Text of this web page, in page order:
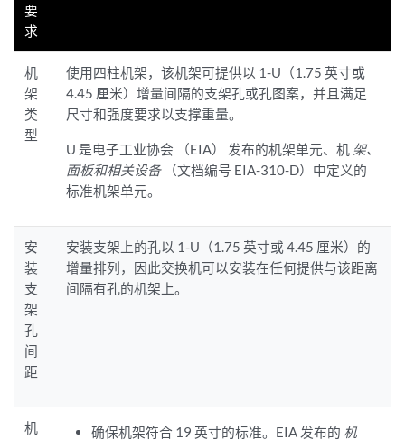
要
求
机
架
类
型
使用四柱机架，该机架可提供以 1-U（1.75 英寸或
4.45 厘米）增量间隔的支架孔或孔图案，并且满足
尺寸和强度要求以支撑重量。
U 是电子工业协会 （EIA） 发布的机架单元、机 架、
面板和相关设备（文档编号 EIA-310-D）中定义的
标准机架单元。
安
装
支
架
孔
间
距
安装支架上的孔以 1-U（1.75 英寸或 4.45 厘米）的
增量排列，因此交换机可以安装在任何提供与该距离
间隔有孔的机架上。
机
确保机架符合 19 英寸的标准。EIA 发布的 机